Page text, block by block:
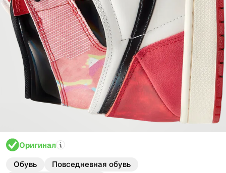
Оригинал
Обувь
Повседневная обувь